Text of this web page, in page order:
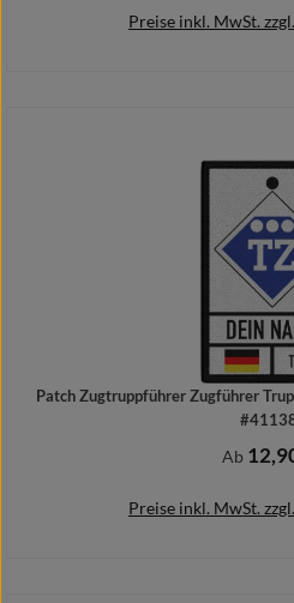
Preise inkl. MwSt.
Patch Zugtruppführer Zugführer
Regulärer
Ab
Preise inkl. MwSt.